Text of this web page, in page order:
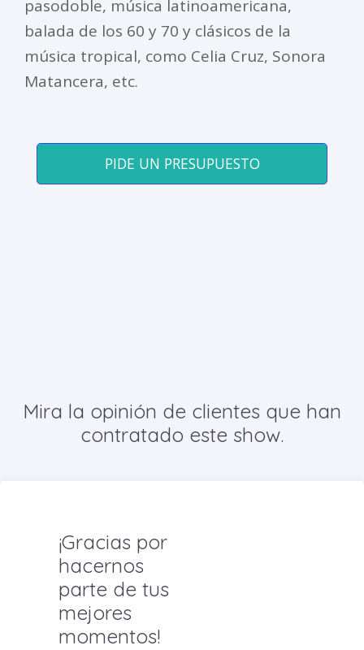
pasodoble, música latinoamericana,
balada de los 60 y 70 y clásicos de la
música tropical, como Celia Cruz, Sonora
Matancera, etc.
PIDE UN PRESUPUESTO
Mira la opinión de clientes que han
contratado este show.
¡Gracias por
hacernos
parte de tus
mejores
momentos!